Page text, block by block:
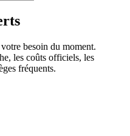
besoin du moment.
les coûts officiels, les
fréquents.